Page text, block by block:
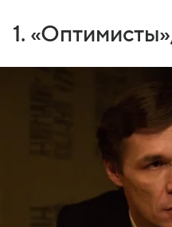
1.